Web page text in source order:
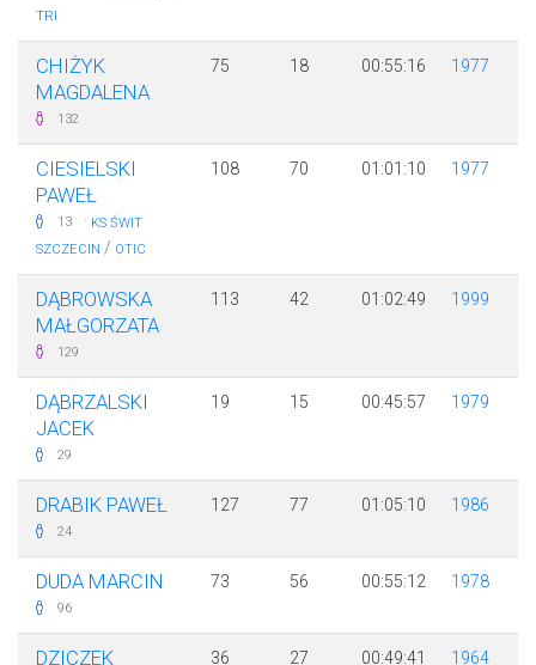
TRI
CHIŻYK
MAGDALENA
132
75 18 00:55:16 1977
CIESIELSKI
PAWEŁ
13 · KS ŚWIT
SZCZECIN / OTIC
108 70 01:01:10 1977
DĄBROWSKA
MAŁGORZATA
129
113 42 01:02:49 1999
DĄBRZALSKI
JACEK
29
19 15 00:45:57 1979
DRABIK PAWEŁ
24
127 77 01:05:10 1986
DUDA MARCIN
96
73 56 00:55:12 1978
DZICZEK
36 27 00:49:41 1964